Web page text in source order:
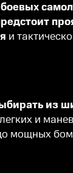
и
из
и
мощных